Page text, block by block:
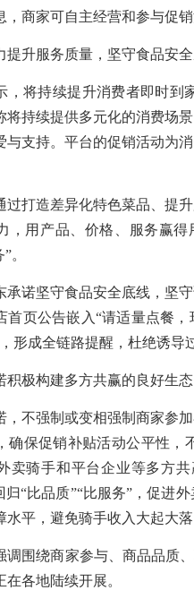
，商家可自主经营和参与促销
提升服务质量，坚守食品安
，将持续提升消费者即时到
将持续提供多元化的消费场
与支持。平台的促销活动为
过打造差异化特色菜品、提
，用产品、价格、服务赢
。
承诺坚守食品安全底线，坚
首页公告嵌入“请适量点餐
形成全链路提醒，杜绝诱导
积极构建多方共赢的良好生态
，不强制或变相强制商家参
确保促销补贴活动公平性，
卖骑手和平台企业等多方
归“比品质”“比服务”，促进
水平，避免骑手收入大起大落
调围绕商家参与、商品品质
在各地陆续开展。